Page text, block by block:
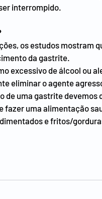
interrompido.
os estudos mostram
da gastrite.
excessivo de álcool ou
eliminar o agente
de uma gastrite devemos
fazer uma alimentação
e fritos/